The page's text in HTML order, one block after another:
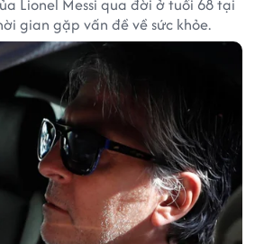
gian gặp vấn đề về sức khỏe.